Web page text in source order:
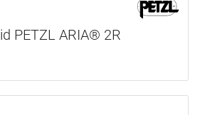
PETZL ARIA® 2R